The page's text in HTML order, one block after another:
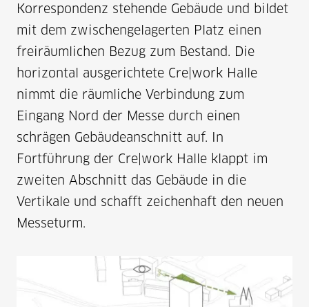
Korrespondenz stehende Gebäude und bildet
mit dem zwischengelagerten Platz einen
freiräumlichen Bezug zum Bestand. Die
horizontal ausgerichtete Cre|work Halle
nimmt die räumliche Verbindung zum
Eingang Nord der Messe durch einen
schrägen Gebäudeanschnitt auf. In
Fortführung der Cre|work Halle klappt im
zweiten Abschnitt das Gebäude in die
Vertikale und schafft zeichenhaft den neuen
Messeturm.